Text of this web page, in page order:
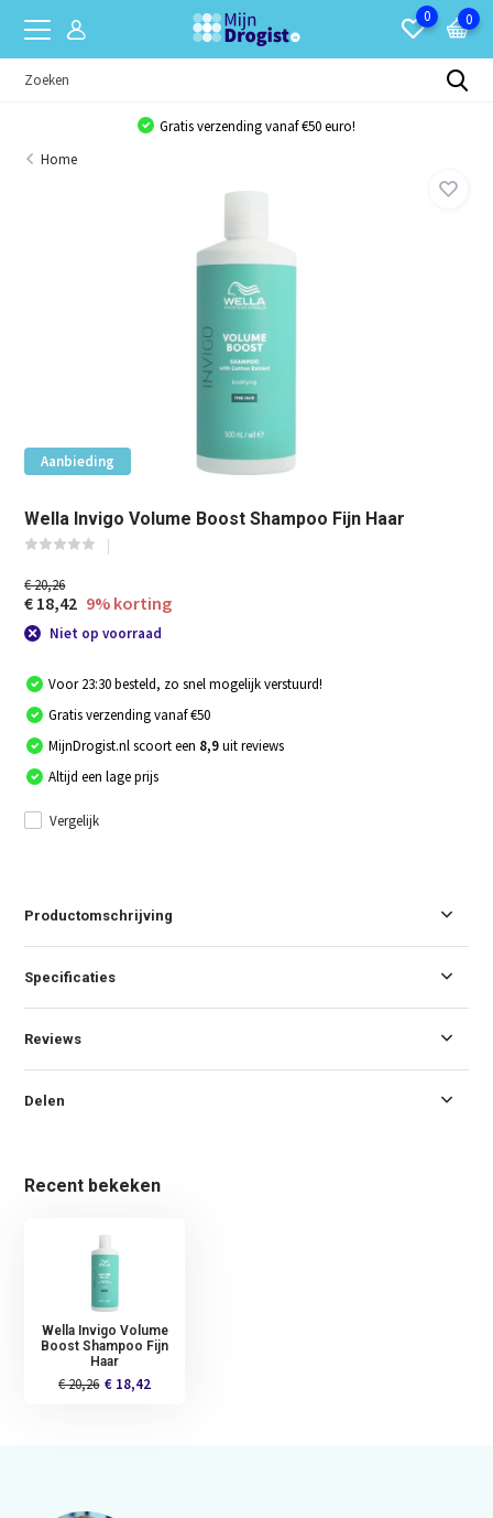
0 0
Gratis verzending vanaf €50 euro!
Home
Aanbieding
Wella Invigo Volume Boost Shampoo Fijn Haar
€ 20,26
€ 18,42 9% korting
Niet op voorraad
Voor 23:30 besteld, zo snel mogelijk verstuurd!
Gratis verzending vanaf €50
MijnDrogist.nl scoort een 8,9uit reviews
Altijd een lage prijs
Vergelijk
Productomschrijving
Specificaties
Reviews
Delen
Recent bekeken
Wella Invigo Volume
Boost Shampoo Fijn
Haar
€ 20,26 € 18,42